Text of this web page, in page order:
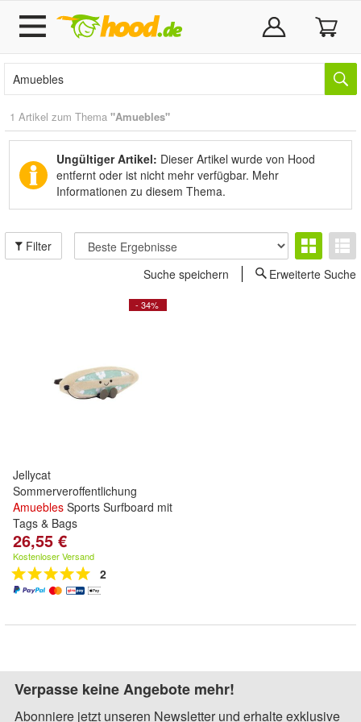
1 Artikel zum Thema "Amuebles"
Ungültiger Artikel: Dieser Artikel wurde von Hood
entfernt oder ist nicht mehr verfügbar. Mehr
Informationen zu diesem Thema.
Filter
Suche speichern
Erweiterte Suche
- 34%
Jellycat
Sommerveroffentlichung
Amuebles Sports Surfboard mit
Tags & Bags
26,55 €
Kostenloser Versand
2
Verpasse keine Angebote mehr!
Abonniere jetzt unseren Newsletter und erhalte exklusive